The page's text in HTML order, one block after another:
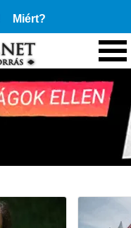
Miért?